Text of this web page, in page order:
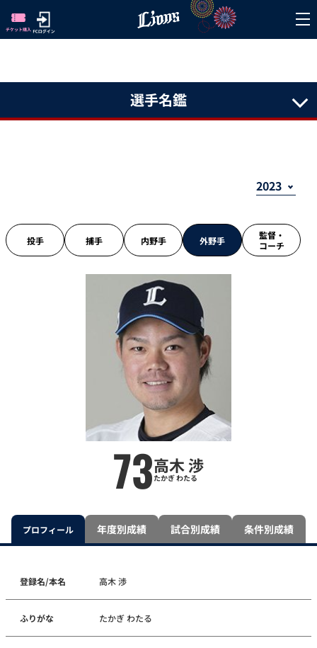
選手名鑑
投手 捕手 内野手 外野手
監督・
コーチ
73高木 渉
たかぎ わたる
プロフィール 年度別成績 試合別成績 条件別成績
登録名/本名 高木 渉
ふりがな たかぎ わたる